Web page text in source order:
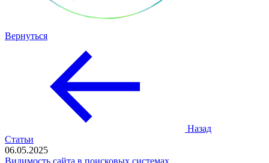
Вернуться
Назад
Статьи
06.05.2025
Видимость сайта в поисковых системах